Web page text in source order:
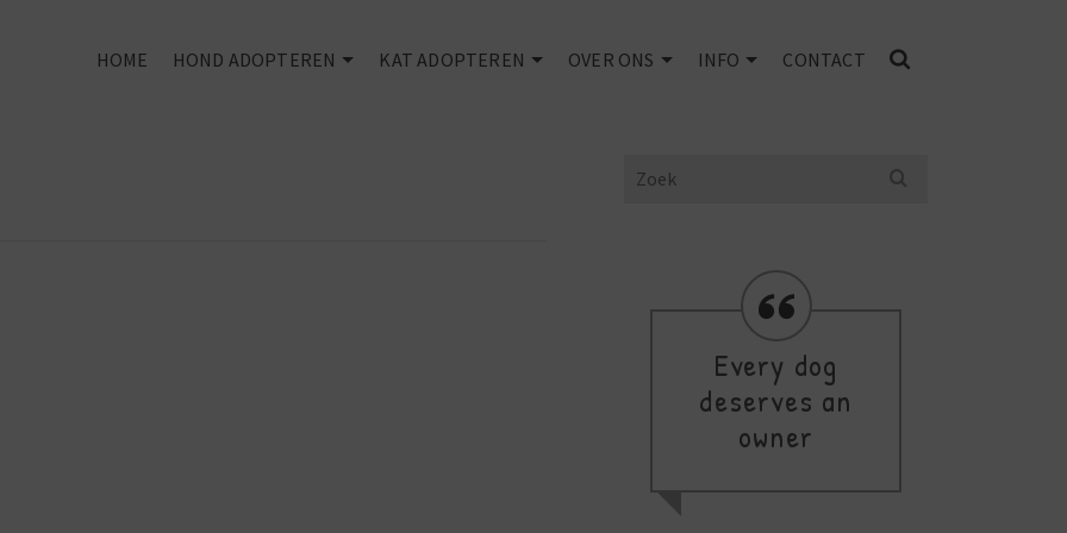
HOME HOND ADOPTEREN KAT ADOPTEREN OVER ONS INFO CONTACT
Search
Every dog
deserves an
owner